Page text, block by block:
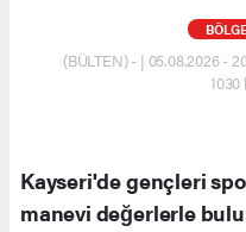
(BÜLTEN) - | 05.08.2026 -
Kayseri'de gençleri
manevi değerlerle